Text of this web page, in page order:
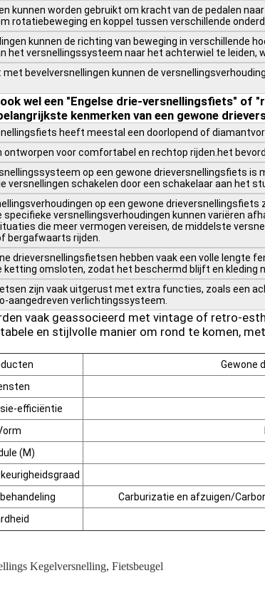
kunnen worden gebruikt om kracht van de pedalen
rotatiebeweging en koppel tussen verschillende
kunnen de richting van beweging in verschillende
het versnellingssysteem naar het achterwiel te leiden,
bevelversnellingen kunnen de
wel een "Engelse drie-versnellingsfiets"
kenmerken van een gewone
heeft meestal een doorlopend of
voor comfortabel en rechtop rijden.het
op een gewone drieversnellingsfiets
versnellingen schakelen door een schakelaar aan het
op een gewone
versnellingsverhoudingen kunnen variëren
die meer vermogen vereisen, de middelste
bergafwaarts rijden.
drieversnellingsfietsen hebben vaak een volle
ketting omsloten, zodat het beschermd blijft en kleding
zijn vaak uitgerust met extra functies, zoals een
aangedreven verlichtingssysteem.
vaak geassocieerd met vintage of retro-
en stijlvolle manier om rond te komen,
Gewone
efficiëntie
(M)
Carburizatie en afzuigen/
Kegelversnelling, Fietsbeugel